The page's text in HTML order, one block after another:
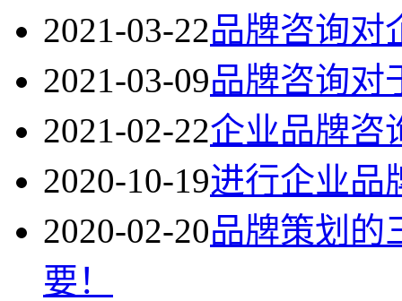
2021-03-22品牌咨询对
2021-03-09品牌咨询对
2021-02-22企业品牌咨
2020-10-19进行企业品
2020-02-20品牌策划的
要！